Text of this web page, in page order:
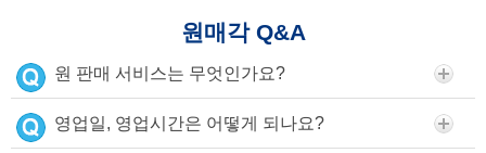
원매각 Q&A
원 판매 서비스는 무엇인가요?
영업일, 영업시간은 어떻게 되나요?